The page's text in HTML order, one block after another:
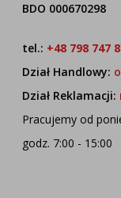
BDO 000670298
tel.: +48 798 747
Dział Handlowy:
Dział Reklamacji:
Pracujemy od
godz. 7:00 - 15:00